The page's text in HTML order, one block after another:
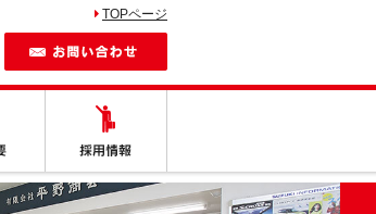
TOPページ